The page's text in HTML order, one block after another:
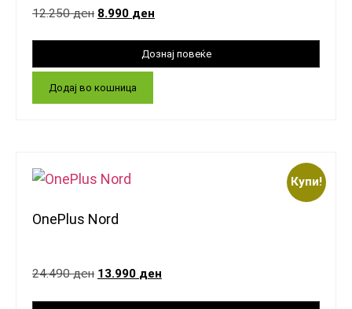
12.250ден 8.990 ден
Додај во кошница
Купи!
OnePlus Nord
24.490ден 13.990 ден